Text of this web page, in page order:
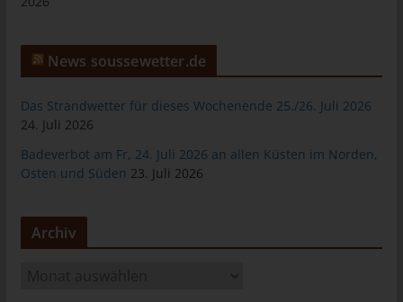
News soussewetter.de
Das Strandwetter für dieses Wochenende 25./26. Juli 2026
24. Juli 2026
Badeverbot am Fr, 24. Juli 2026 an allen Küsten im Norden,
Osten und Süden 23. Juli 2026
Archiv
E-Mail:
Cookies
Die Internetseiten verwenden Cookies. Cookies sind
Textdateien, welche über einen Internetbrowser auf einem
Computersystem abgelegt und gespeichert werden.
Cookies enthalten eine sogenannte Cookie-ID. Eine Cookie-ID
ist eine eindeutige Kennung des Cookies. Sie besteht aus einer